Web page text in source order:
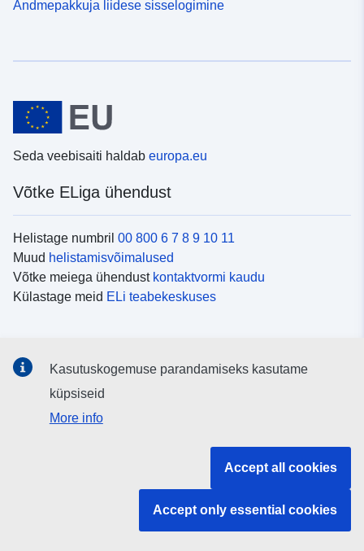
Andmepakkuja liidese sisselogimine
Seda veebisaiti haldab europa.eu
Võtke ELiga ühendust
Helistage numbril 00 800 6 7 8 9 10 11
Muud helistamisvõimalused
Võtke meiega ühendust kontaktvormi kaudu
Külastage meid ELi teabekeskuses
Otsige ELi teavet
ELi institutsioonid ja asutused
Kasutuskogemuse parandamiseks kasutame
küpsiseid
More info
Accept all cookies
Accept only essential cookies